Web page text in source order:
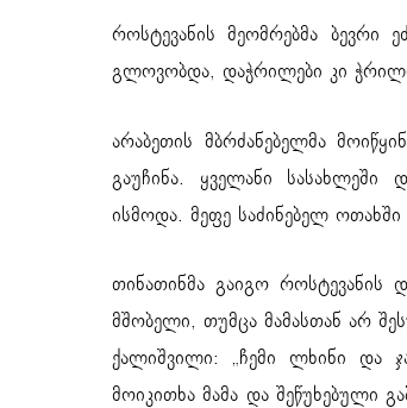
როსტევანის მეომრებმა ბევრი
გლოვობდა, დაჭრილები კი
არაბეთის მბრძანებელმა
გაუჩინა. ყველანი სასახლეში
ისმოდა. მეფე საძინებელ
თინათინმა გაიგო როსტევანის
მშობელი, თუმცა მამასთან არ
ქალიშვილი: „ჩემი ლხინი და
მოიკითხა მამა და შეწუხებული